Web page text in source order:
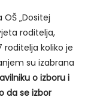
„Dositej
roditelja,
roditelja koliko je
su izabrana
o izboru i
da se izbor